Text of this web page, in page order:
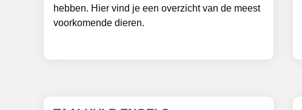
hebben. Hier vind je een overzicht van de meest
voorkomende dieren.